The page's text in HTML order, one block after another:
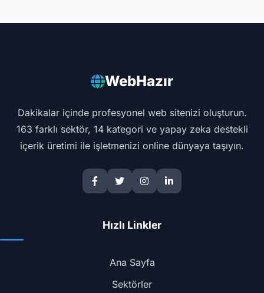
WebHazır
Dakikalar içinde profesyonel web sitenizi oluşturun.
163 farklı sektör, 14 kategori ve yapay zeka destekli
içerik üretimi ile işletmenizi online dünyaya taşıyın.
Hızlı Linkler
Ana Sayfa
Sektörler